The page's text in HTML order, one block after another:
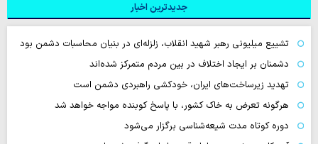
جدیدترین اخبار
تشییع میلیونی رهبر شهید انقلاب، زلزله‌ای در بنیان محاسبات دشمن بود
دشمنان بر ایجاد اختلاف در بین مردم متمرکز شده‌اند
تهدید زیرساخت‌های ایران، خودکشی راهبردی دشمن است
هرگونه تعرض به خاک کشور، با پاسخ کوبنده مواجه خواهد شد
دوره کوتاه مدت شیعه‌شناسی برگزار می‌شود